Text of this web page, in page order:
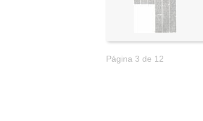
Página 3 de 12